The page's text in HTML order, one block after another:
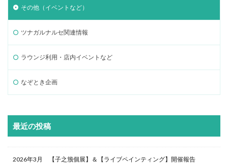
その他（イベントなど）
ツナガルナルセ関連情報
ラウンジ利用・店内イベントなど
なぞとき企画
最近の投稿
2026年3月 【子之籏個展】＆【ライブペインティング】開催報告